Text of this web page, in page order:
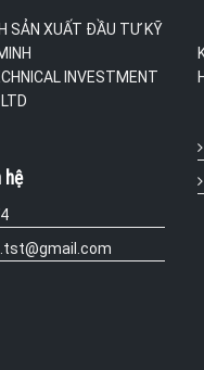
SẢN XUẤT ĐẦU TƯ KỸ
INVESTMENT
hệ